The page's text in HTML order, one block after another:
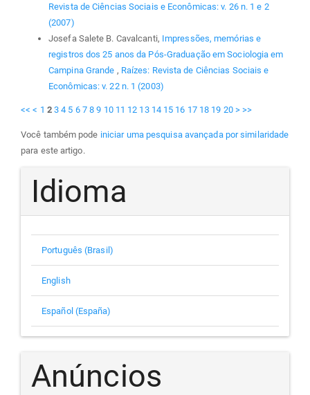
Revista de Ciências Sociais e Econômicas: v. 26 n. 1 e 2
(2007)
Josefa Salete B. Cavalcanti, Impressões, memórias e
registros dos 25 anos da Pós-Graduação em Sociologia em
Campina Grande , Raízes: Revista de Ciências Sociais e
Econômicas: v. 22 n. 1 (2003)
<< < 1 2 3 4 5 6 7 8 9 10 11 12 13 14 15 16 17 18 19 20 > >>
Você também pode iniciar uma pesquisa avançada por similaridade
para este artigo.
Idioma
Português (Brasil)
English
Español (España)
Anúncios